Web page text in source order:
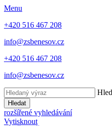
Menu
+420 516 467 208
info@zsbenesov.cz
+420 516 467 208
info@zsbenesov.cz
Hledat
rozšířené vyhledávání
Vytisknout